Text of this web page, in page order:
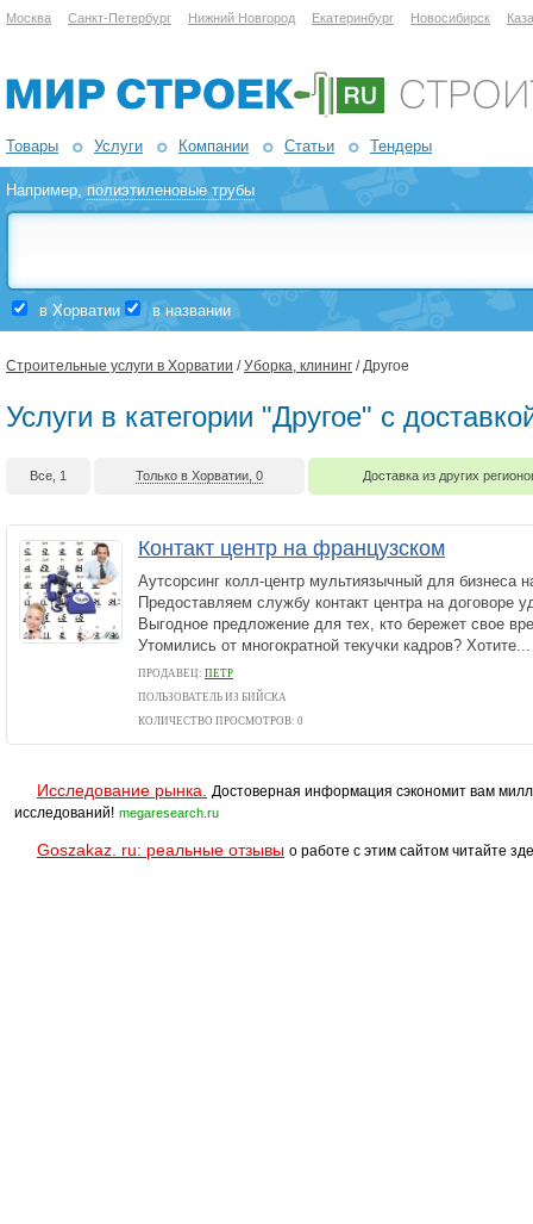
Москва Санкт-Петербург Нижний Новгород Екатеринбург Новосибирск
Товары Услуги Компании Статьи Тендеры
Например,полиэтиленовые трубы
в Хорватии в названии
Строительные услуги в Хорватии /Уборка, клининг / Другое
Услуги в категории "Другое" с
Все, 1 Только в Хорватии, 0 Доставка из других
Контакт центр на французском
Аутсорсинг колл-центр мультиязычный для бизнеса
Предоставляем службу контакт центра на договоре
Выгодное предложение для тех, кто бережет свое
Утомились от многократной текучки кадров? Хотите...
ПРОДАВЕЦ: ПЕТР
ПОЛЬЗОВАТЕЛЬ ИЗ БИЙСКА
КОЛИЧЕСТВО ПРОСМОТРОВ: 0
Исследование рынка.
Достоверная информация сэкономит вам
исследований! megaresearch.ru
Goszakaz. ru: реальные отзывы о работе с этим сайтом читайте